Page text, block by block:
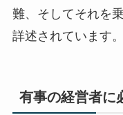
難、そしてそれを
詳述されています。
有事の経営者に